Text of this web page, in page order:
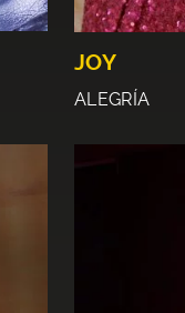
JOY
ALEGRÍA